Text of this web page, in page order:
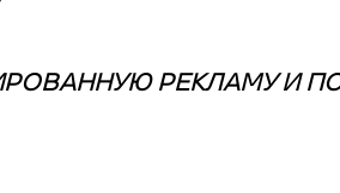
РЕКЛАМУ И